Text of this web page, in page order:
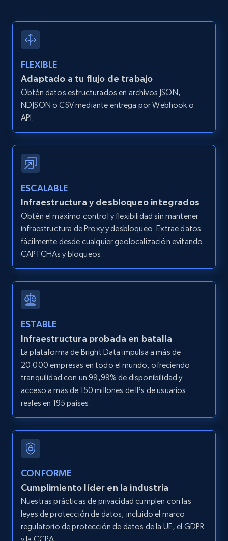
Zillow properties listing information -
type and status
Zpid, City, State, HomeStatus, Address,
IsListingClaimedByCurrentSignedInUser,
IsCurrentSignedInAgentResponsible, Bedrooms,
and more.
Zillow properties listing information -
Search by parameters on zillow and use the
direct link as input
Zpid, City, State, HomeStatus, Address,
IsListingClaimedByCurrentSignedInUser,
IsCurrentSignedInAgentResponsible, Bedrooms,
and more.
12K+
LinkedIn posts
URL, ID, User id, Use url, Title, Headline, Post
text, Date posted, and more.
11.3K+
LinkedIn posts - Discover user's articles by
URL
URL, ID, User id, Use url, Title, Headline, Post
text, Date posted, and more.
11.3K+ 1.5K+ Prueba gratuita
FLEXIBLE
Adaptado a tu flujo de trabajo
Obtén datos estructurados en archivos JSON,
NDJSON o CSV mediante entrega por Webhook o
API.
ESCALABLE
Infraestructura y desbloqueo integrados
Obtén el máximo control y flexibilidad sin mantener
infraestructura de Proxy y desbloqueo. Extrae datos
fácilmente desde cualquier geolocalización evitando
CAPTCHAs y bloqueos.
ESTABLE
Infraestructura probada en batalla
La plataforma de Bright Data impulsa a más de
20.000 empresas en todo el mundo, ofreciendo
tranquilidad con un 99,99% de disponibilidad y
acceso a más de 150 millones de IPs de usuarios
reales en 195 países.
CONFORME
Cumplimiento líder en la industria
Nuestras prácticas de privacidad cumplen con las
leyes de protección de datos, incluido el marco
regulatorio de protección de datos de la UE, el GDPR